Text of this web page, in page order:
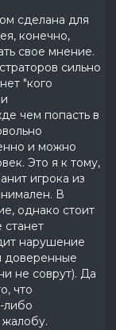
сделана для
конечно,
свое мнение.
сильно
"кого
чем попасть в
и можно
Это я к тому,
игрока из
В
однако стоит
станет
нарушение
доверенные
не соврут). Да
что
либо
жалобу.